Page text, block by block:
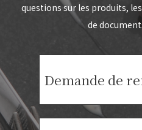
questions sur les produits,
de
Demande de